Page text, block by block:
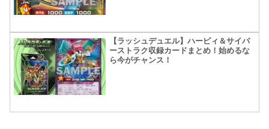
【ラッシュデュエル】ハーピィ＆サイバ
ーストラク収録カードまとめ！始めるな
ら今がチャンス！